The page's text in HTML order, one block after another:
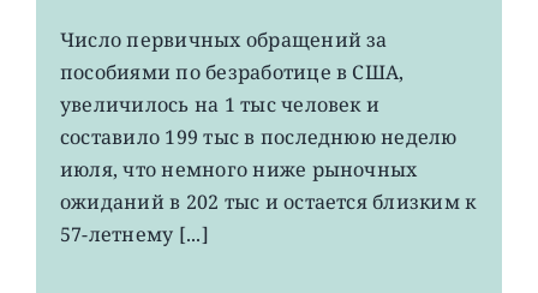
первичных
за
безработице
в
остается
Число первичных обращений за
пособиями по безработице в США,
увеличилось на 1 тыс человек и
составило 199 тыс в последнюю неделю
июля, что немного ниже рыночных
ожиданий в 202 тыс и остается близким к
57-летнему [...]